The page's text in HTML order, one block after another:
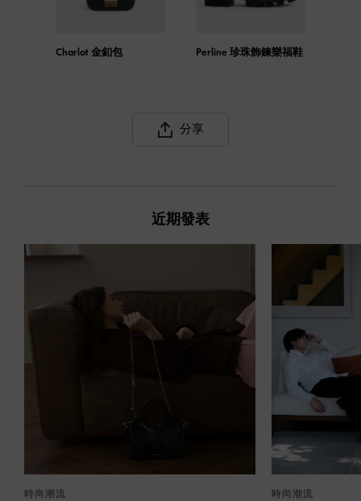
Charlot 金釦包 Perline 珍珠飾鍊樂福鞋
分享
近期發表
時尚潮流 時尚潮流